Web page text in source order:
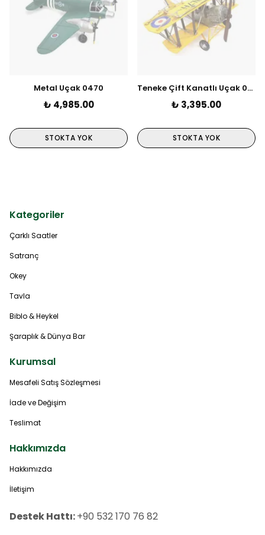
Metal Uçak 0470
₺ 4,985.00
STOKTA YOK
Teneke Çift Kanatlı Uçak 0747
₺ 3,395.00
STOKTA YOK
Kategoriler
Çarklı Saatler
Satranç
Okey
Tavla
Biblo & Heykel
Şaraplık & Dünya Bar
Kurumsal
Mesafeli Satış Sözleşmesi
İade ve Değişim
Teslimat
Hakkımızda
Hakkımızda
İletişim
Destek Hattı:+90 532 170 76 82